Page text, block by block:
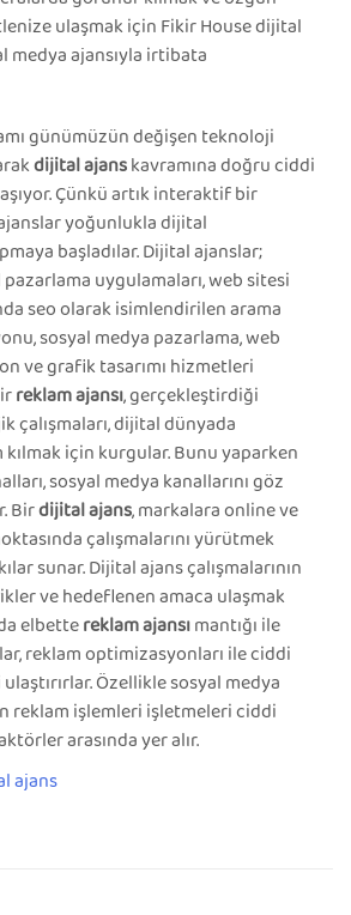
ulaşmak için Fikir House dijital
medya ajansıyla irtibata
günümüzün değişen teknoloji
dijital ajanskavramına doğru ciddi
Çünkü artık interaktif bir
yoğunlukla dijital
başladılar. Dijital ajanslar;
uygulamaları, web sitesi
seo olarak isimlendirilen arama
sosyal medya pazarlama, web
ve grafik tasarımı hizmetleri
reklam ajansı, gerçekleştirdiği
çalışmaları, dijital dünyada
için kurgular. Bunu yaparken
sosyal medya kanallarını göz
Birdijital ajans, markalara online ve
çalışmalarını yürütmek
sunar. Dijital ajans çalışmalarının
ve hedeflenen amaca ulaşmak
elbettereklam ajansımantığı ile
reklam optimizasyonları ile ciddi
Özellikle sosyal medya
reklam işlemleri işletmeleri ciddi
arasında yer alır.
ajans